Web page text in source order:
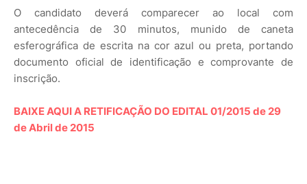
O candidato deverá comparecer ao local com
antecedência de 30 minutos, munido de caneta
esferográfica de escrita na cor azul ou preta, portando
documento oficial de identificação e comprovante de
inscrição.
BAIXE AQUI A RETIFICAÇÃO DO EDITAL 01/2015 de 29
de Abril de 2015